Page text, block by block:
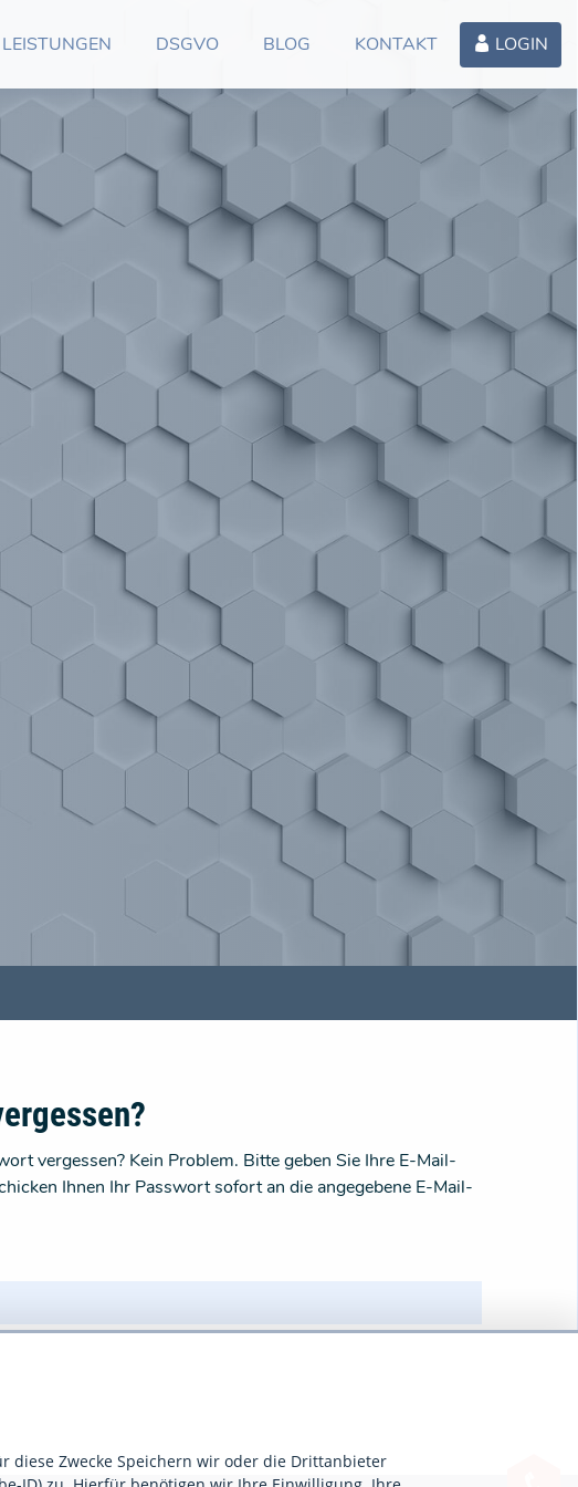
LEISTUNGEN DSGVO BLOG KONTAKT LOGIN
vergessen? Kein Problem. Bitte geben Sie Ihre E-Mail-
Ihnen Ihr Passwort sofort an die angegebene E-Mail-
diese Zwecke Speichern wir oder die Drittanbieter